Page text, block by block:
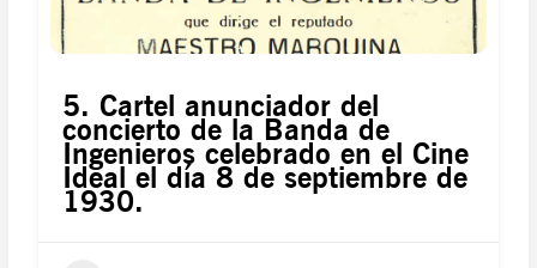
5. Cartel anunciador del
concierto de la Banda de
Ingenieros celebrado en el Cine
Ideal el día 8 de septiembre de
1930.